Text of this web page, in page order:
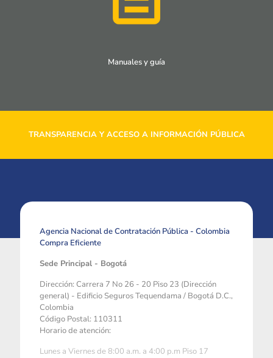
Manuales y guía
TRANSPARENCIA Y ACCESO A INFORMACIÓN PÚBLICA
Agencia Nacional de Contratación Pública - Colombia
Compra Eficiente
Sede Principal - Bogotá
Dirección: Carrera 7 No 26 - 20 Piso 23 (Dirección
general) - Edificio Seguros Tequendama / Bogotá D.C.,
Colombia
Código Postal: 110311
Horario de atención:
Lunes a Viernes de 8:00 a.m. a 4:00 p.m Piso 17